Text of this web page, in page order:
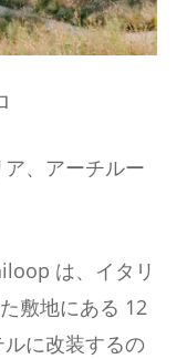
、アーチルー
は、イタリ
敷地にある 12
に改装するの